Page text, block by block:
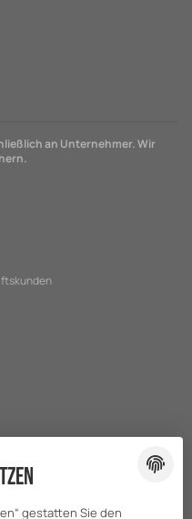
an Unternehmer. Wir
gestatten Sie den